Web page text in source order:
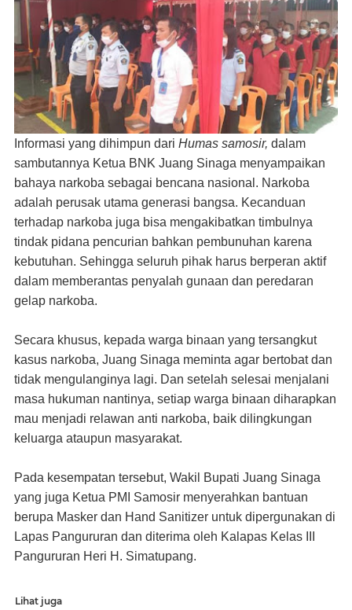
Informasi yang dihimpun dari Humas samosir, dalam
sambutannya Ketua BNK Juang Sinaga menyampaikan
bahaya narkoba sebagai bencana nasional. Narkoba
adalah perusak utama generasi bangsa. Kecanduan
terhadap narkoba juga bisa mengakibatkan timbulnya
tindak pidana pencurian bahkan pembunuhan karena
kebutuhan. Sehingga seluruh pihak harus berperan aktif
dalam memberantas penyalah gunaan dan peredaran
gelap narkoba.
Secara khusus, kepada warga binaan yang tersangkut
kasus narkoba, Juang Sinaga meminta agar bertobat dan
tidak mengulanginya lagi. Dan setelah selesai menjalani
masa hukuman nantinya, setiap warga binaan diharapkan
mau menjadi relawan anti narkoba, baik dilingkungan
keluarga ataupun masyarakat.
Pada kesempatan tersebut, Wakil Bupati Juang Sinaga
yang juga Ketua PMI Samosir menyerahkan bantuan
berupa Masker dan Hand Sanitizer untuk dipergunakan di
Lapas Pangururan dan diterima oleh Kalapas Kelas III
Pangururan Heri H. Simatupang.
Lihat juga